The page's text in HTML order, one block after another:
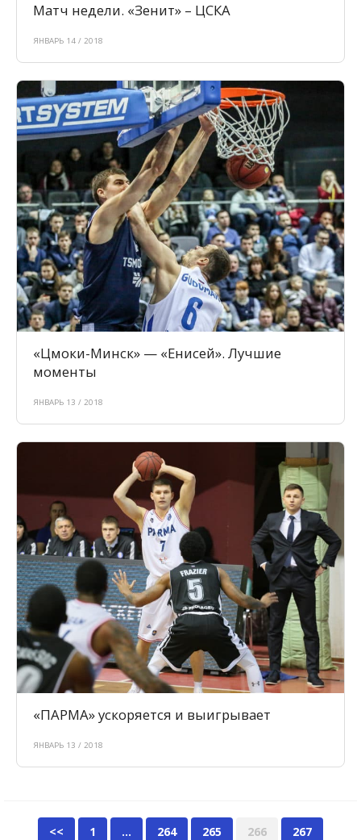
Матч недели. «Зенит» – ЦСКА
ЯНВАРЬ 14 / 2018
«Цмоки-Минск» — «Енисей». Лучшие
моменты
ЯНВАРЬ 13 / 2018
«ПАРМА» ускоряется и выигрывает
ЯНВАРЬ 13 / 2018
<< 1 … 264 265 266
267